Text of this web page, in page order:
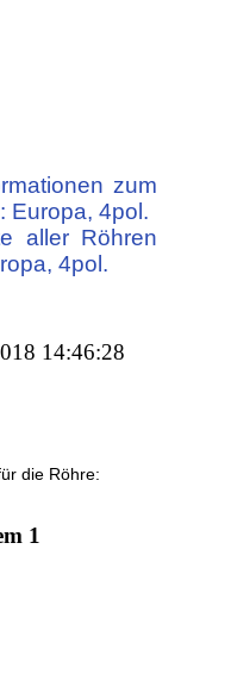
zum
Europa, 4pol.
aller Röhren
4pol.
14:46:28
die Röhre:
1